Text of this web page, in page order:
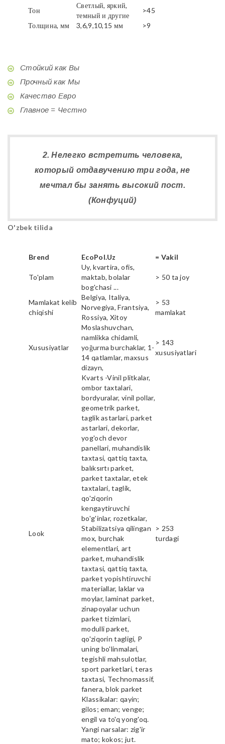
Тон
Светлый, яркий,
темный и другие
>45
Толщина, мм
3,6,9,10,15 мм >9
Стойкий как Вы
Прочный как Мы
Качество Евро
Главное = Честно
2. Нелегко встретить человека,
который отдавучению три года, не
мечтал бы занять высокий пост.
(Конфуций)
O'zbek tilida
Brend EcoPol.Uz = Vakil
To'plam
Uy, kvartira, ofis,
maktab, bolalar
bog'chasi ...
> 50 ta joy
Mamlakat kelib
chiqishi
Belgiya, Italiya,
Norvegiya, Frantsiya,
Rossiya, Xitoy
> 53
mamlakat
Xususiyatlar
Moslashuvchan,
namlikka chidamli,
yoğurma burchaklar, 1-
14 qatlamlar, maxsus
dizayn,
> 143
xususiyatlari
Look
Kvarts -Vinil plitkalar,
ombor taxtalari,
bordyuralar, vinil pollar,
geometrik parket,
taglik astarlari, parket
astarlari, dekorlar,
yog'och devor
panellari, muhandislik
taxtasi, qattiq taxta,
balıksırtı parket,
parket taxtalar, etek
taxtalari, taglik,
qo'ziqorin
kengaytiruvchi
bo'g'inlar, rozetkalar,
Stabilizatsiya qilingan
mox, burchak
elementlari, art
parket, muhandislik
taxtasi, qattiq taxta,
parket yopishtiruvchi
materiallar, laklar va
moylar, laminat parket,
zinapoyalar uchun
parket tizimlari,
modulli parket,
qo'ziqorin tagligi, P
uning bo'linmalari,
tegishli mahsulotlar,
sport parketlari, teras
taxtasi, Technomassif,
fanera, blok parket
> 253
turdagi
Klassikalar: qayin;
gilos; eman; venge;
engil va to'q yong'oq.
Yangi narsalar: zig'ir
mato; kokos; jut.